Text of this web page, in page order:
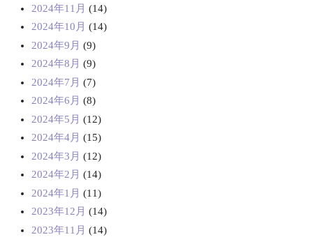
2024年11月 (14)
2024年10月 (14)
2024年9月 (9)
2024年8月 (9)
2024年7月 (7)
2024年6月 (8)
2024年5月 (12)
2024年4月 (15)
2024年3月 (12)
2024年2月 (14)
2024年1月 (11)
2023年12月 (14)
2023年11月 (14)